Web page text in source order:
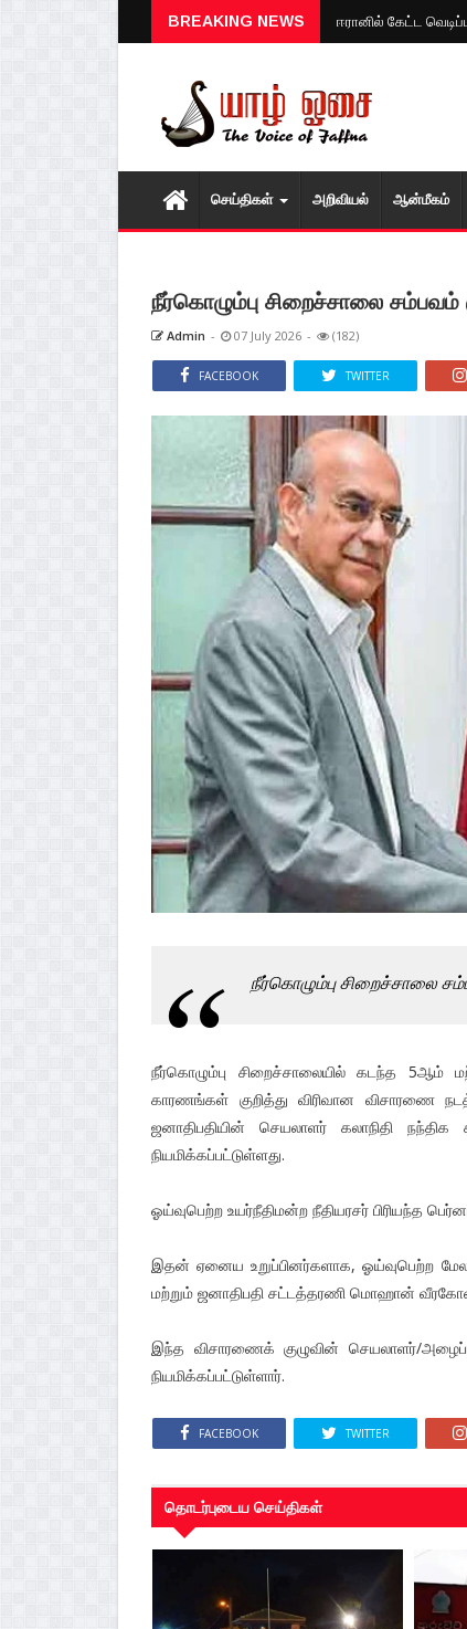
BREAKING NEWS ஈரானில் கேட்ட
செய்திகள் அறிவியல் ஆன்மீகம்
நீர்கொழும்பு சிறைச்சாலை சம்பவம்
Admin - 07 July 2026 - (182)
FACEBOOK TWITTER
நீர்கொழும்பு சிறைச்சாலை
நீர்கொழும்பு சிறைச்சாலையில் கடந்த 5ஆம்
காரணங்கள் குறித்து விரிவான விசாரணை
ஜனாதிபதியின் செயலாளர் கலாநிதி
நியமிக்கப்பட்டுள்ளது.
ஓய்வுபெற்ற உயர்நீதிமன்ற நீதியரசர் பிரியந்த
இதன் ஏனைய உறுப்பினர்களாக, ஓய்வுபெற்ற
மற்றும் ஜனாதிபதி சட்டத்தரணி மொஹான்
இந்த விசாரணைக் குழுவின் செயலாளர்/
நியமிக்கப்பட்டுள்ளார்.
FACEBOOK TWITTER
தொடர்புடைய செய்திகள்